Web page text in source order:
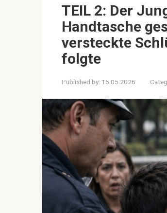
TEIL 2: Der
Handtasche
versteckte
folgte
Published by: 15.05.2026